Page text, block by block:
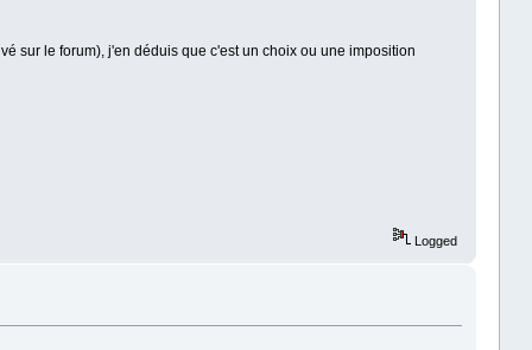
sur le forum), j'en déduis que c'est un choix ou une imposition
Logged